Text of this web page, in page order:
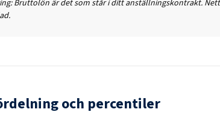
Bruttolön är det som står i ditt anställningskontrakt.
och percentiler